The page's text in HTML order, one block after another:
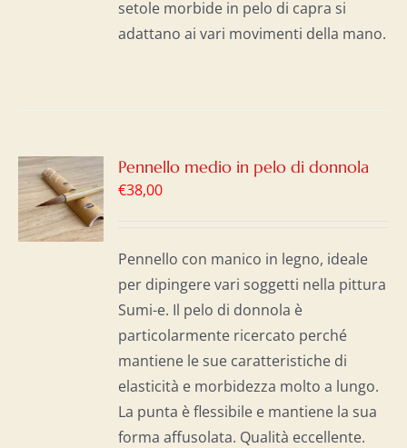
setole morbide in pelo di capra si
adattano ai vari movimenti della mano.
Pennello medio in pelo di donnola
€38,00
Pennello con manico in legno, ideale
per dipingere vari soggetti nella pittura
Sumi-e. Il pelo di donnola è
particolarmente ricercato perché
mantiene le sue caratteristiche di
elasticità e morbidezza molto a lungo.
La punta è flessibile e mantiene la sua
forma affusolata. Qualità eccellente.